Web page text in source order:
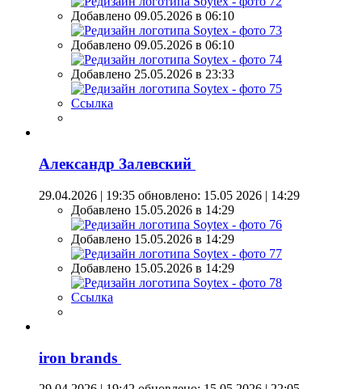
Добавлено 09.05.2026 в 06:10
Добавлено 09.05.2026 в 06:10
Добавлено 25.05.2026 в 23:33
Ссылка
Александр Залевский
29.04.2026 | 19:35 обновлено: 15.05 2026 | 14:29
Добавлено 15.05.2026 в 14:29
Добавлено 15.05.2026 в 14:29
Добавлено 15.05.2026 в 14:29
Ссылка
iron brands